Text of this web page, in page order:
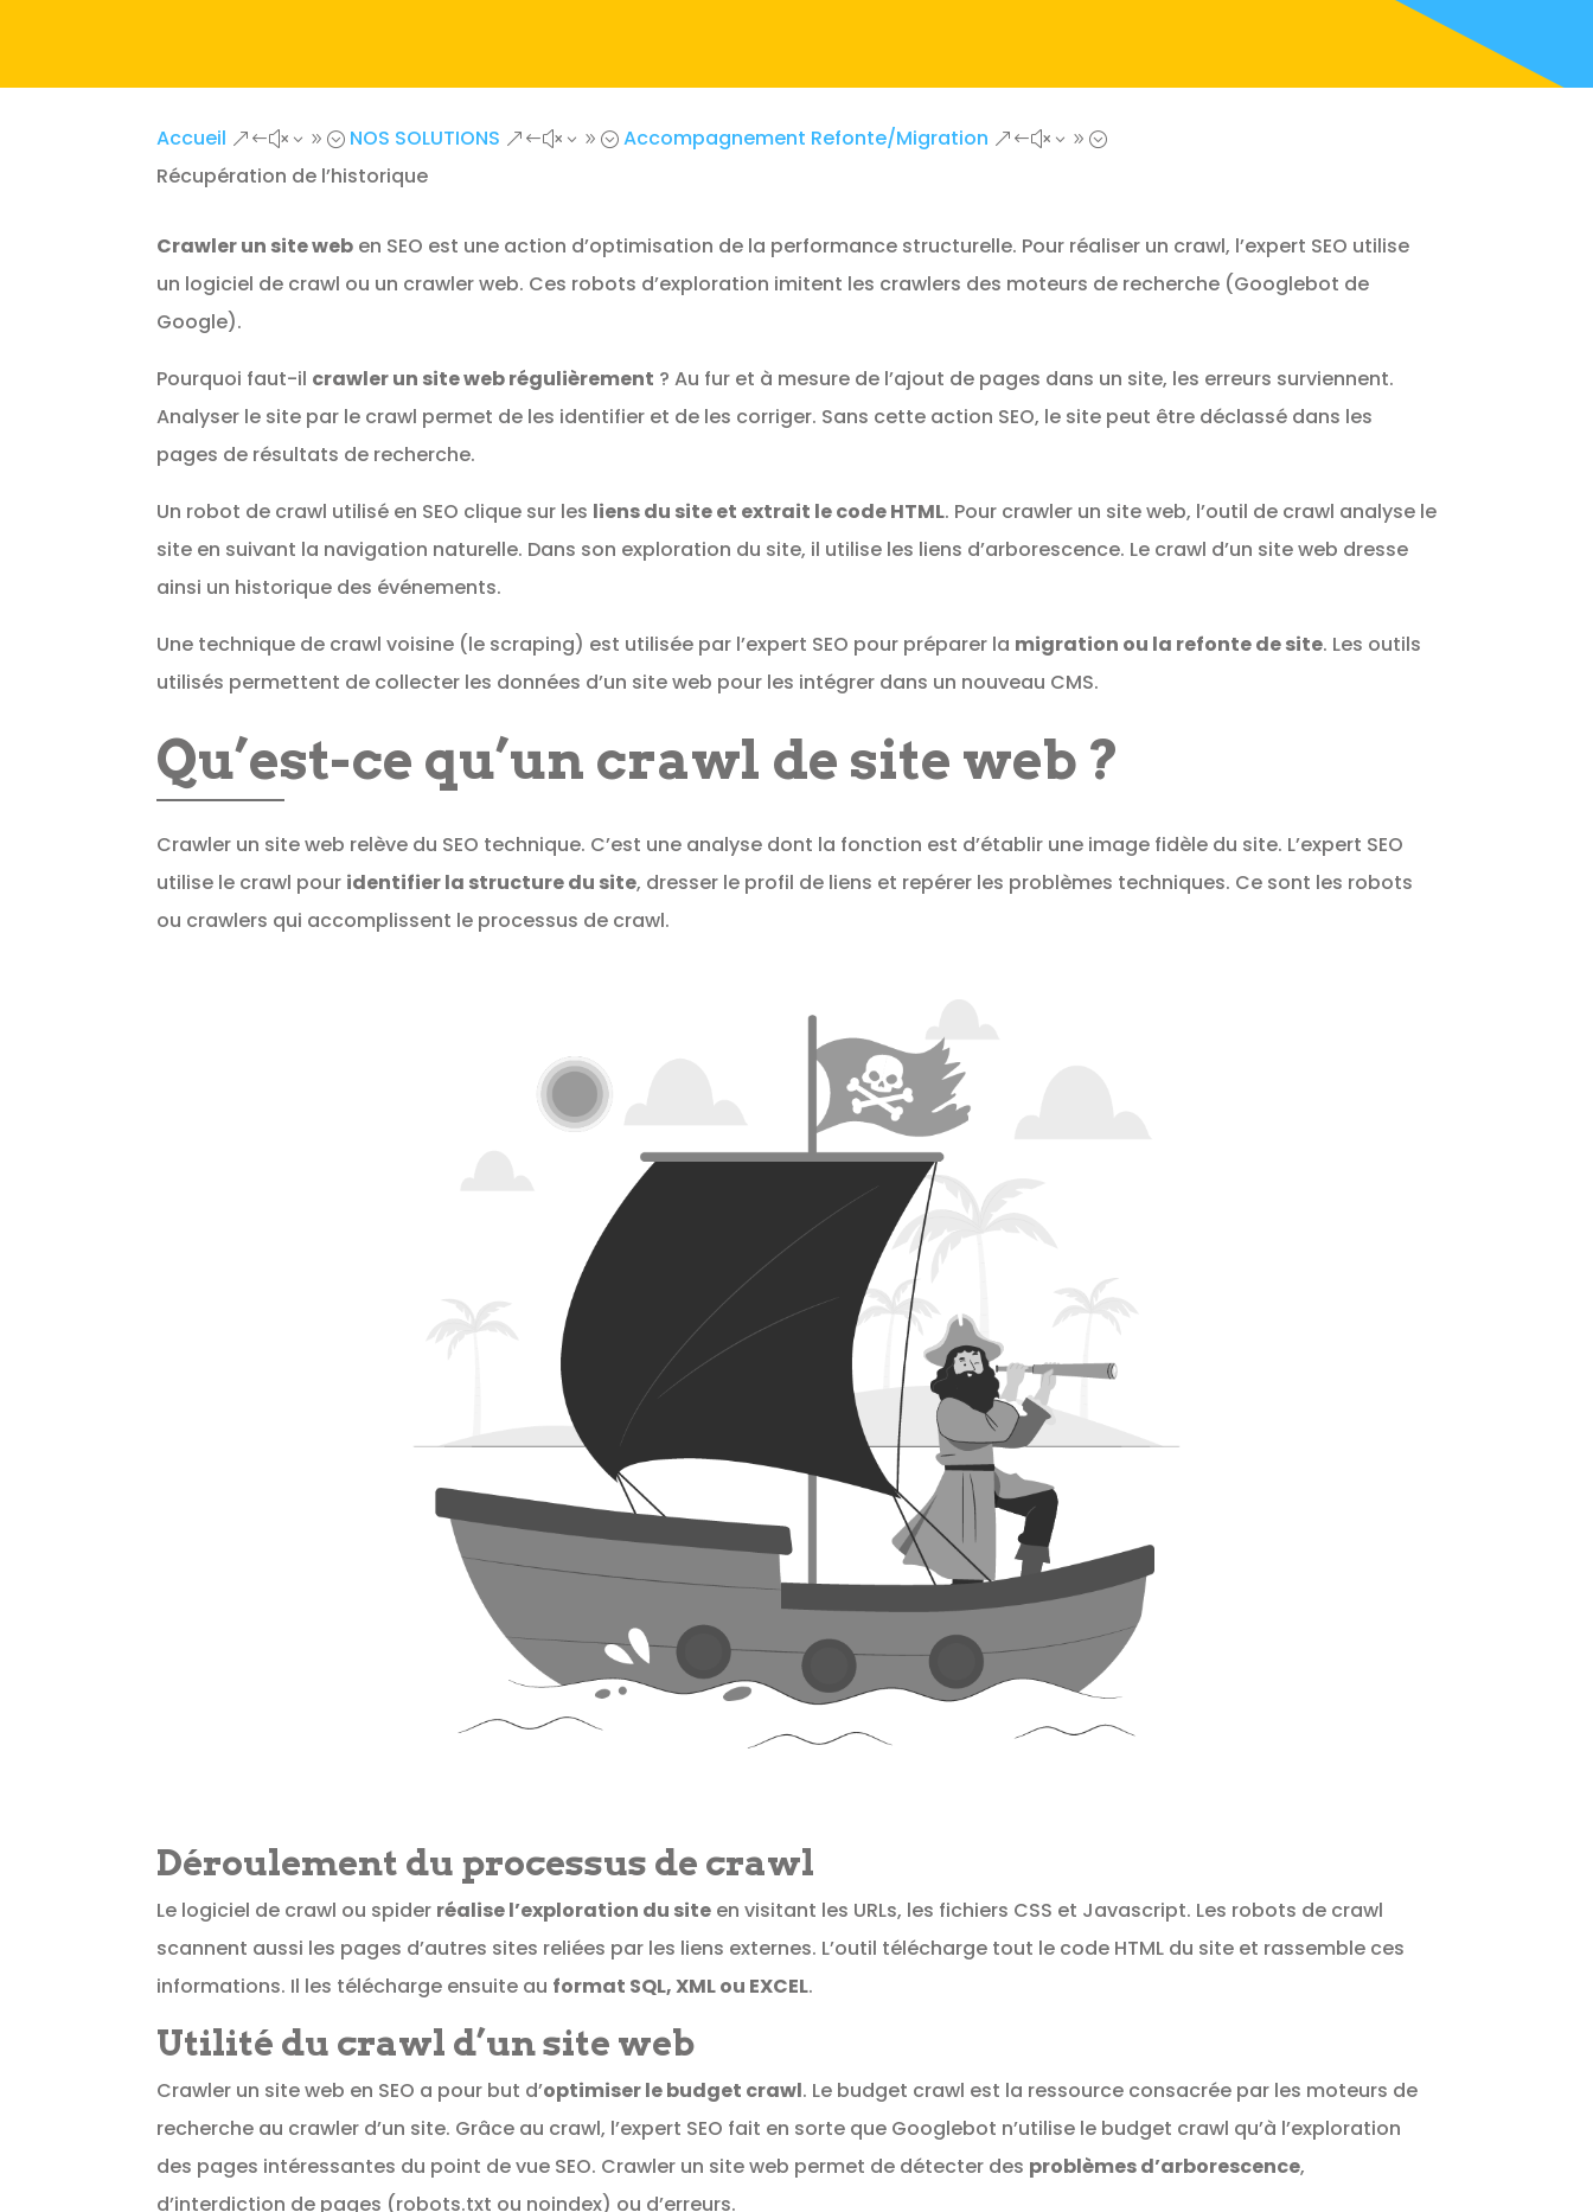
Accueil &#x39; NOS SOLUTIONS &#x39; Accompagnement Refonte/Migration &#x39;
Récupération de l’historique
Crawler un site web en SEO est une action d’optimisation de la performance structurelle. Pour réaliser un crawl, l’expert SEO utilise
un logiciel de crawl ou un crawler web. Ces robots d’exploration imitent les crawlers des moteurs de recherche (Googlebot de
Google).
Pourquoi faut-il crawler un site web régulièrement ? Au fur et à mesure de l’ajout de pages dans un site, les erreurs surviennent.
Analyser le site par le crawl permet de les identifier et de les corriger. Sans cette action SEO, le site peut être déclassé dans les
pages de résultats de recherche.
Un robot de crawl utilisé en SEO clique sur les liens du site et extrait le code HTML. Pour crawler un site web, l’outil de crawl analyse le
site en suivant la navigation naturelle. Dans son exploration du site, il utilise les liens d’arborescence. Le crawl d’un site web dresse
ainsi un historique des événements.
Une technique de crawl voisine (le scraping) est utilisée par l’expert SEO pour préparer la migration ou la refonte de site. Les outils
utilisés permettent de collecter les données d’un site web pour les intégrer dans un nouveau CMS.
Qu’est-ce qu’un crawl de site web ?
Crawler un site web relève du SEO technique. C’est une analyse dont la fonction est d’établir une image fidèle du site. L’expert SEO
utilise le crawl pour identifier la structure du site, dresser le profil de liens et repérer les problèmes techniques. Ce sont les robots
ou crawlers qui accomplissent le processus de crawl.
Déroulement du processus de crawl
Le logiciel de crawl ou spider réalise l’exploration du site en visitant les URLs, les fichiers CSS et Javascript. Les robots de crawl
scannent aussi les pages d’autres sites reliées par les liens externes. L’outil télécharge tout le code HTML du site et rassemble ces
informations. Il les télécharge ensuite au format SQL, XML ou EXCEL.
Utilité du crawl d’un site web
Crawler un site web en SEO a pour but d’optimiser le budget crawl. Le budget crawl est la ressource consacrée par les moteurs de
recherche au crawler d’un site. Grâce au crawl, l’expert SEO fait en sorte que Googlebot n’utilise le budget crawl qu’à l’exploration
des pages intéressantes du point de vue SEO. Crawler un site web permet de détecter des problèmes d’arborescence,
d’interdiction de pages (robots.txt ou noindex) ou d’erreurs.